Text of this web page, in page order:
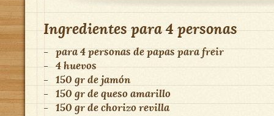
Ingredientes para4 personas
- para 4 personasdepapas para freir
- 4 huevos
- 150 gr de jamón
- 150 gr de queso amarillo
- 150 gr de chorizo revilla